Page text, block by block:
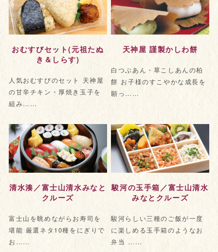
おむすびセット(元祖たぬ
き＆しらす)
人気おむすびのセット 天神屋
の甘辛チキン・厚焼き玉子を
組み……
天神屋 謹製かしわ餅
白つぶあん・草こしあんの柏
餅 お子様のすこやかな成長を
願っ……
清水湊／富士山清水みなと
クルーズ
富士山を眺めながらお寿司を
堪能 厳選ネタ10種をにぎりで
お……
駿河の玉手箱／富士山清水
みなとクルーズ
駿河らしい三種のご飯が一度
に楽しめる玉手箱のようなお
弁当 ……